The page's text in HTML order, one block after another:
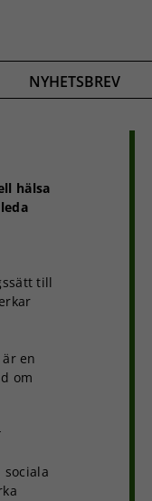
NYHETSBREV
hälsa
till
en
om